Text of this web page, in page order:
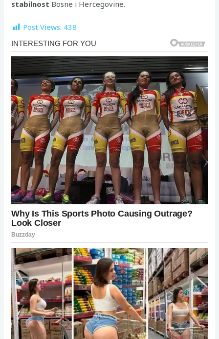
stabilnost Bosne i Hercegovine.
Post Views: 438